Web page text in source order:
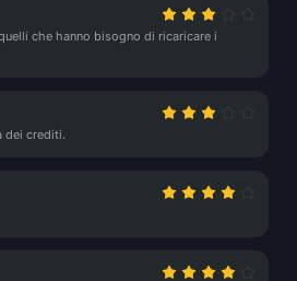
che hanno bisogno di ricaricare i
dei crediti.